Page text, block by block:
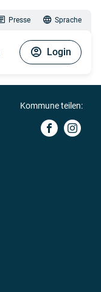
Presse Sprache
Login
Kommune teilen: